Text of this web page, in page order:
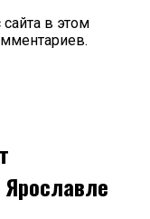
в этом
Ярославле